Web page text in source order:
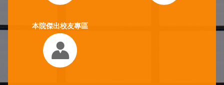
本院傑出校友專區